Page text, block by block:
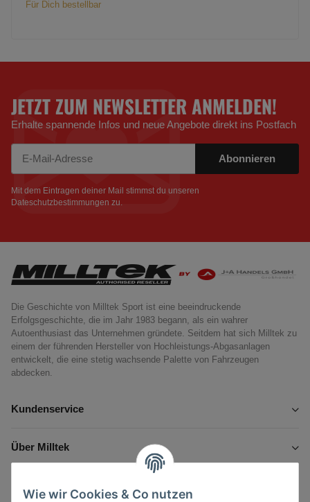
Wie wir Cookies & Co nutzen
Für Dich bestellbar
JETZT ZUM NEWSLETTER ANMELDEN!
Erhalte spannende Infos und neue Angebote direkt ins Postfach
Abonnieren
Mit dem Eintragen deiner Mail stimmst du unseren
Dateschutzbestimmungen zu.
Die Geschichte von Milltek Sport ist eine beeindruckende
Erfolgsgeschichte, die im Jahr 1983 begann, als ein wahrer
Autoenthusiast das Unternehmen gründete. Seitdem hat sich Milltek zu
einem der führenden Hersteller von Hochleistungs-Abgasanlagen
entwickelt, die eine stetig wachsende Palette von Fahrzeugen
abdecken.
Kundenservice
Über Milltek